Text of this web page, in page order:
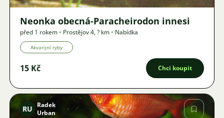
Neonka obecná-Paracheirodon innesi
před 1 rokem • Prostějov 4,? km • Nabídka
Akvarijní ryby
15 Kč Chci koupit
RU
Radek
Urban